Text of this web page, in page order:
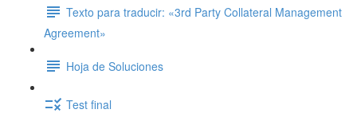
Texto para traducir: «3rd Party Collateral Management
Agreement»
Hoja de Soluciones
Test final